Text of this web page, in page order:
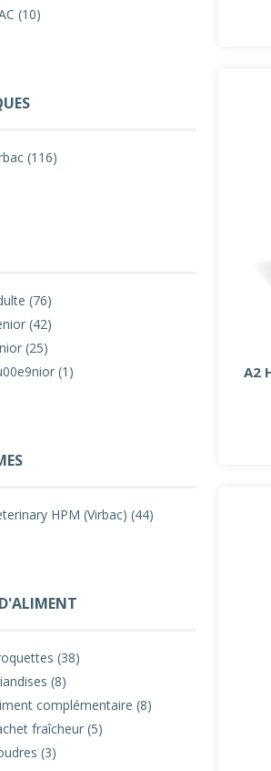
(10)
(116)
(76)
(42)
(25)
(1)
HPM (Virbac) (44)
(38)
(8)
complémentaire (8)
fraîcheur (5)
(3)
A2